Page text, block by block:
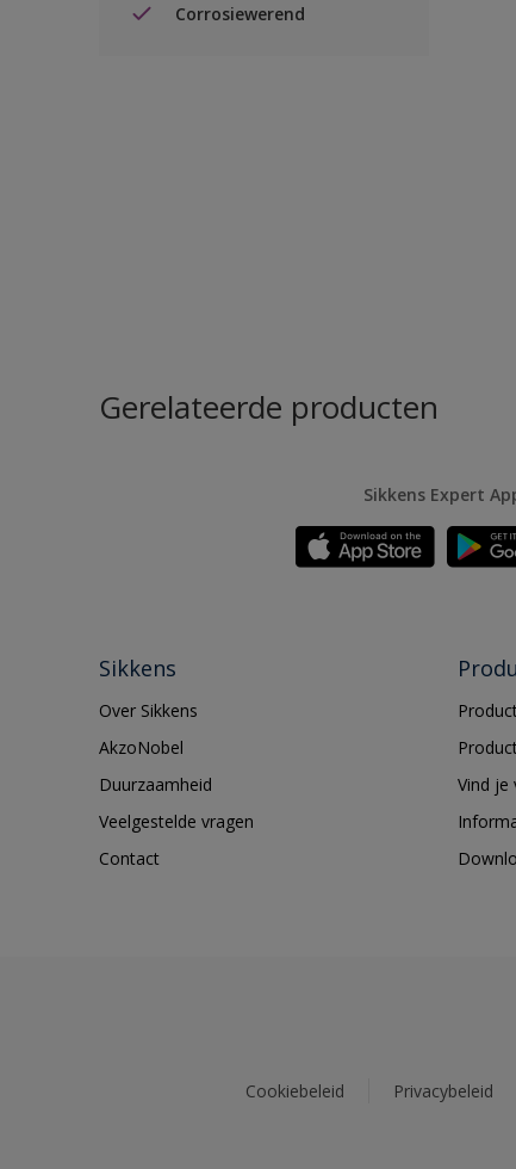
Corrosiewerend
Gerelateerde producten
Sikkens Expert
Sikkens
Over Sikkens
AkzoNobel
Duurzaamheid
Veelgestelde vragen
Contact
Vind je
Cookiebeleid Privacybeleid